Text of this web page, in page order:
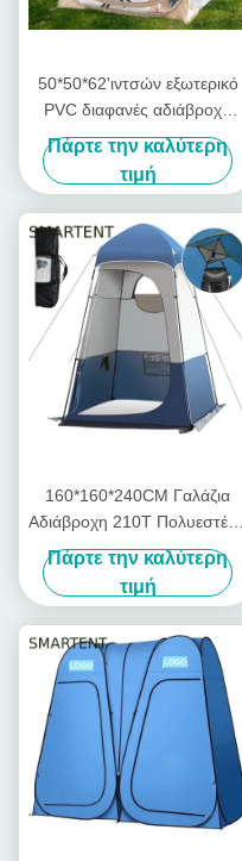
50*50*62'ιντσών εξωτερικό
PVC διαφανές αδιάβροχο
μονοστρώμα Φυτογυάλινο
πλαίσιο Pop Up Αθλητική
σκηνή με υπεριώδη
προστασία
Πάρτε την καλύτερη
τιμή
160*160*240CM Γαλάζια
Αδιάβροχη 210T Πολυεστέρα
Pop Up σκηνές ιδιωτικής
ζωής με υπεριώδη
προστασία για κάμπινγκ και
εξωτερικές εκδηλώσεις
Πάρτε την καλύτερη
τιμή